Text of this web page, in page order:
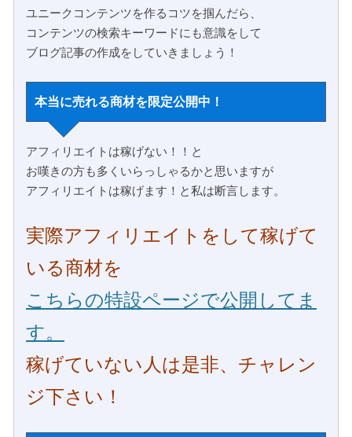
ユニークコンテンツを作るコツを掴んだら、
コンテンツの検索キーワードにも意識をして
ブログ記事の作成をしていきましょう！
本当に売れる商材を限定公開中！
アフィリエイトは稼げない！！と
お嘆きの方も多くいらっしゃるかと思いますが
アフィリエイトは稼げます！と私は断言します。
実際アフィリエイトをして稼げて
いる商材を
こちらの特設ページで公開してま
す。
稼げていない人は是非、チャレン
ジ下さい！